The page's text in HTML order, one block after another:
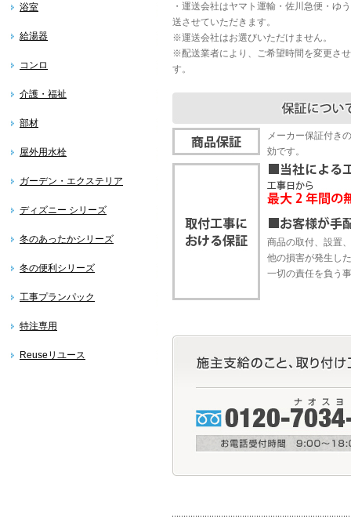
浴室
給湯器
コンロ
介護・福祉
部材
屋外用水栓
ガーデン・エクステリア
ディズニー シリーズ
冬のあったかシリーズ
冬の便利シリーズ
工事プランパック
特注専用
Reuseリユース
・運送会社はヤマト運輸・佐川急便・ゆ
送させていただきます。
※運送会社はお選びいただけません。
※配送業者により、ご希望時間を変更さ
す。
メーカー保証付き
効です。
商品の取付、設置
他の損害が発生し
一切の責任を負う